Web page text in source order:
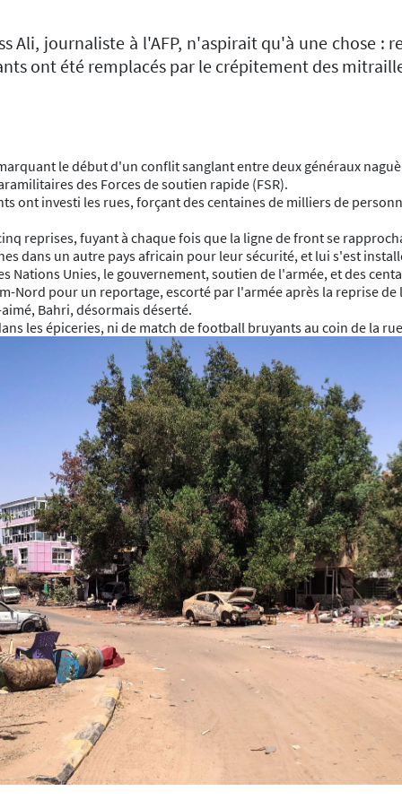
Ali, journaliste à l'AFP, n'aspirait qu'à une chose
ont été remplacés par le crépitement des
le début d'un conflit sanglant entre deux généraux
des Forces de soutien rapide (FSR).
ont investi les rues, forçant des centaines de milliers de
reprises, fuyant à chaque fois que la ligne de front se
dans un autre pays africain pour leur sécurité, et lui s'est
Nations Unies, le gouvernement, soutien de l'armée, et des
Nord pour un reportage, escorté par l'armée après la reprise de
Bahri, désormais déserté.
les épiceries, ni de match de football bruyants au coin de la